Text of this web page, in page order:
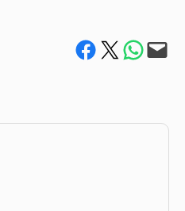
Compartilhe no Facebook
Compartilhe no Twitter
Compartile via
Envie via e-mail